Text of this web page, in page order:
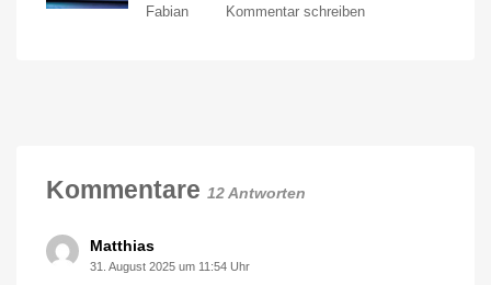
startet
Fabian
Kommentar schreibenzu
Kommentare 12 Antworten
Matthias
31. August 2025 um 11:54 Uhr